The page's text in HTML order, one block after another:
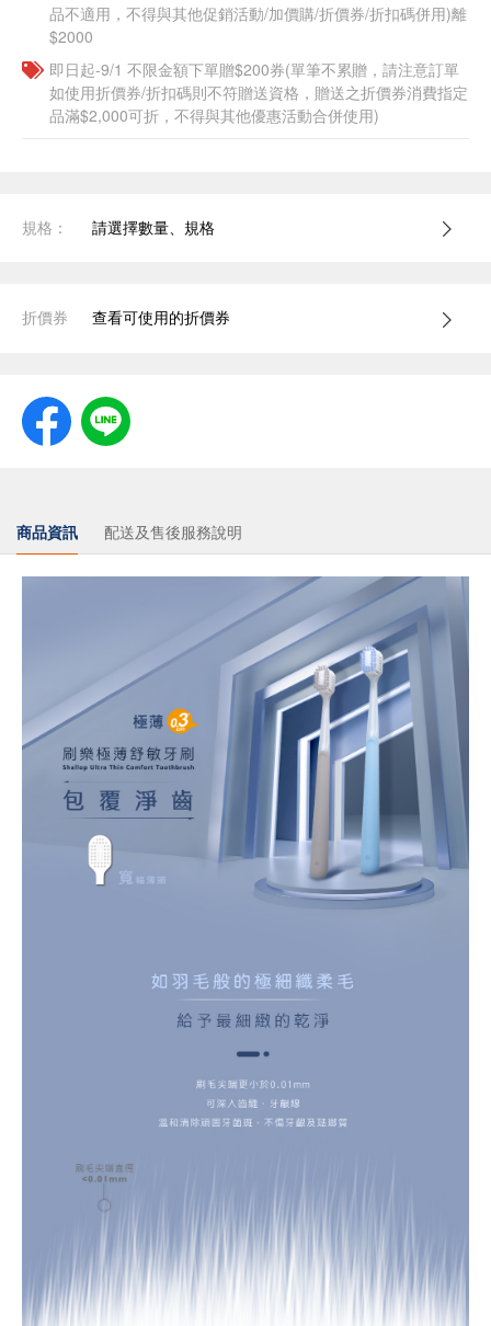
品不適用，不得與其他促銷活動/加價購/折價券/折扣碼併用)離
$2000
即日起-9/1 不限金額下單贈$200券(單筆不累贈，請注意訂單
如使用折價券/折扣碼則不符贈送資格，贈送之折價券消費指定
品滿$2,000可折，不得與其他優惠活動合併使用)
規格： 請選擇數量、規格
折價券 查看可使用的折價券
商品資訊 配送及售後服務說明